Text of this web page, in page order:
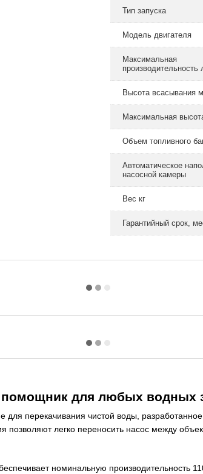
Тип запуска
Модель двигателя
Максимальная
производительность
Высота всасывания м
Максимальная
Объем топливного
Автоматическое
насосной камеры
Вес кг
Гарантийный срок,
для любых водных
перекачивания чистой воды,
позволяют легко переносить насос между
номинальную производительность